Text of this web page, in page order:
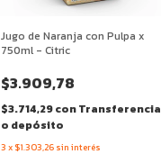
Jugo de Naranja con Pulpa x
750ml - Citric
$3.909,78
$3.714,29conTransferencia
o depósito
3 x $1.303,26 sin interés